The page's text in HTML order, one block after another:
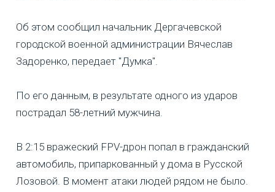
Об этом сообщил начальник Дергачевской
городской военной администрации Вячеслав
Задоренко, передает "Думка".
По его данным, в результате одного из ударов
пострадал 58-летний мужчина.
В 2:15 вражеский FPV-дрон попал в гражданский
автомобиль, припаркованный у дома в Русской
Лозовой. В момент атаки людей рядом не было.